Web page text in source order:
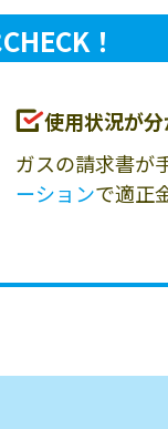
！
使用状況が
ガスの請求書が
ーションで適正